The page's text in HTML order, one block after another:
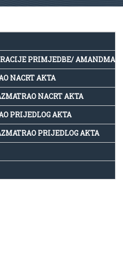
PRIMJEDBE/
NACRT AKTA
NACRT AKTA
PRIJEDLOG AKTA
PRIJEDLOG AKTA